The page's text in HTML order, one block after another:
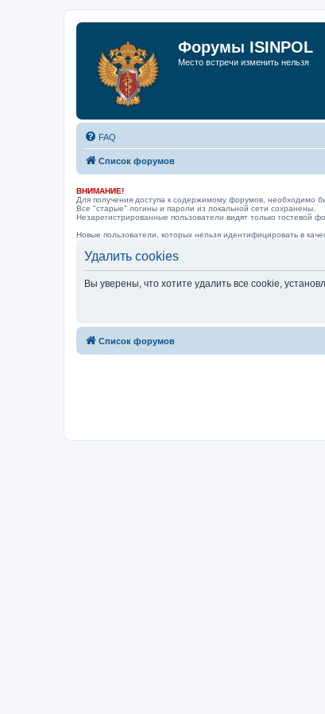
Форумы ISINPOL
Место встречи изменить нельзя
FAQ
Список форумов
ВНИМАНИЕ!
Для получения доступа к содержимому форумов, необходимо
Все "старые" логины и пароли из локальной сети сохранены.
Незарегистрированные пользователи видят только гостевой
Новые пользователи, которых нельзя идентифицировать в
Удалить cookies
Вы уверены, что хотите удалить все cookie,
Список форумов